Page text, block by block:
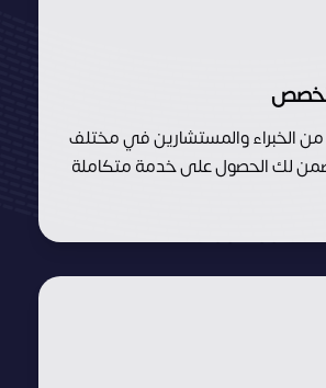
من الخبراء والمستشارين في مختلف
لك الحصول على خدمة متكاملة